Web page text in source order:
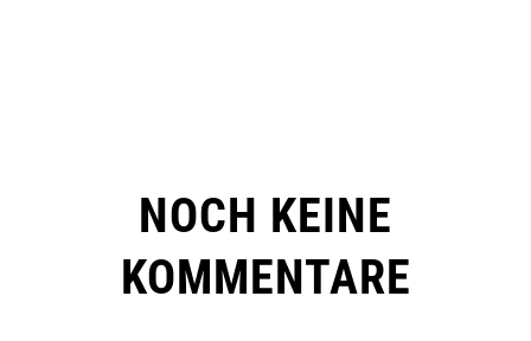
NOCH KEINE
KOMMENTARE